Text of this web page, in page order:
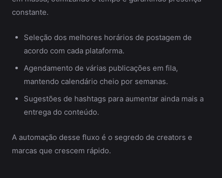
constante.
Seleção dos melhores horários de postagem de
acordo com cada plataforma.
Agendamento de várias publicações em fila,
mantendo calendário cheio por semanas.
Sugestões de hashtags para aumentar ainda mais a
entrega do conteúdo.
A automação desse fluxo é o segredo de creators e
marcas que crescem rápido.